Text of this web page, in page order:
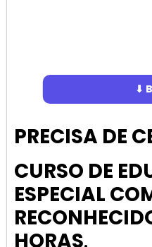
Adaptadas
Crianças
TDAH e
https://
Sugestão de atividades